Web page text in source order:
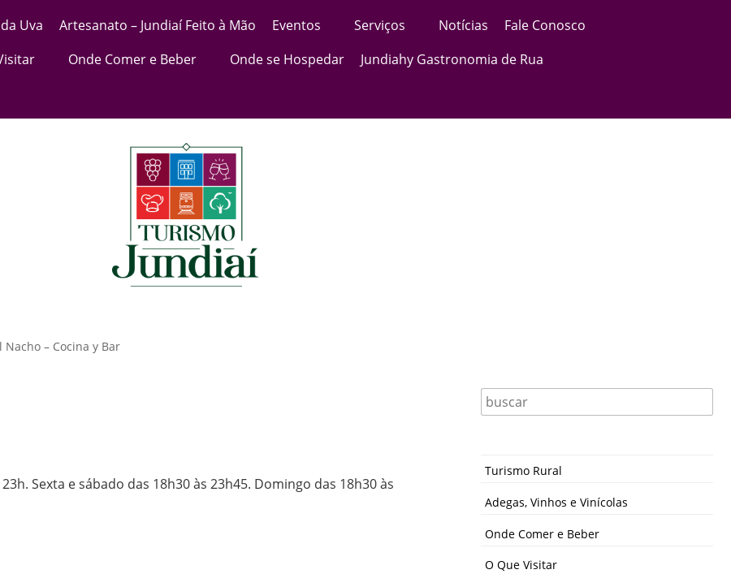
Uva Artesanato – Jundiaí Feito à Mão Eventos Serviços Notícias
Fale Conosco
Onde Comer e Beber Onde se Hospedar
Jundiahy Gastronomia de Rua
Nacho – Cocina y Bar
Sexta e sábado das 18h30 às 23h45. Domingo das 18h30 às
Turismo Rural
Adegas, Vinhos e Vinícolas
Onde Comer e Beber
O Que Visitar